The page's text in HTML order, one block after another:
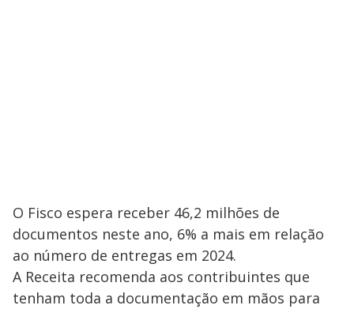
O Fisco espera receber 46,2 milhões de
documentos neste ano, 6% a mais em relação
ao número de entregas em 2024.
A Receita recomenda aos contribuintes que
tenham toda a documentação em mãos para